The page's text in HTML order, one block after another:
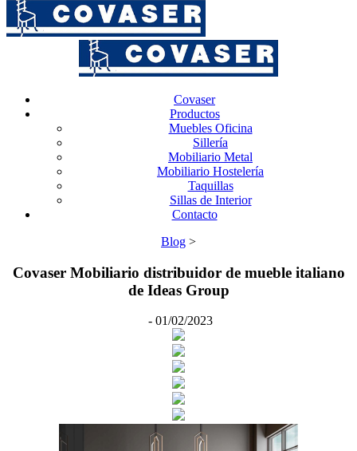
Covaser
Productos
Muebles Oficina
Sillería
Mobiliario Metal
Mobiliario Hostelería
Taquillas
Sillas de Interior
Contacto
Blog >
Covaser Mobiliario distribuidor de mueble italiano
de Ideas Group
- 01/02/2023